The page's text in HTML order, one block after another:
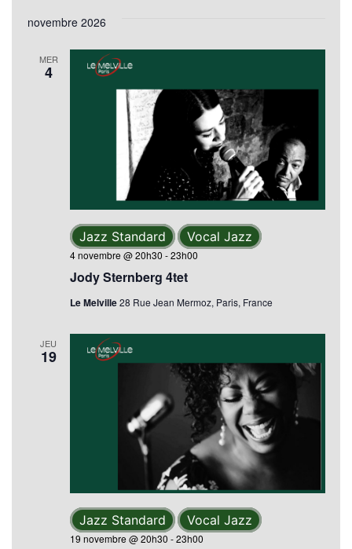
novembre 2026
MER
4
Jody Sternberg 4tet
4 novembre @ 20h30 -23h00
Jazz Standard Vocal Jazz
Le Melville28 Rue Jean Mermoz, Paris, France
JEU
19
19 novembre @ 20h30 -23h00
Jazz Standard Vocal Jazz